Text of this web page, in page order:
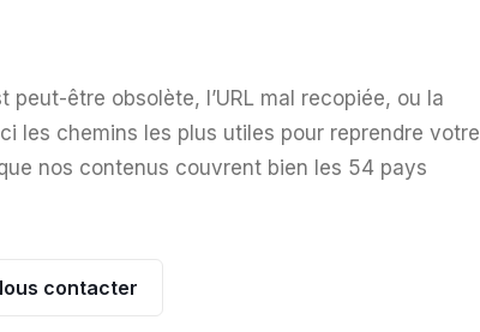
peut-être obsolète, l’URL mal recopiée, ou la
les chemins les plus utiles pour reprendre votre
nos contenus couvrent bien les 54 pays
contacter